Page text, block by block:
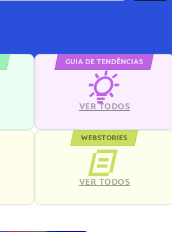
GUIA DE TENDÊNCIAS
VER TODOS
WEBSTORIES
VER TODOS